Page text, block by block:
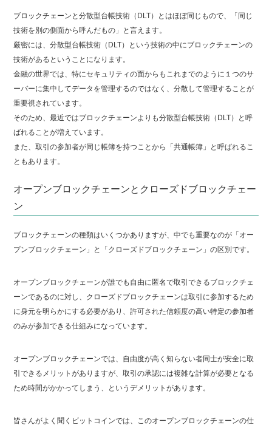
ブロックチェーンと分散型台帳技術（DLT）とはほぼ同じもので、「同じ
技術を別の側面から呼んだもの」と言えます。
厳密には、分散型台帳技術（DLT）という技術の中にブロックチェーンの
技術があるということになります。
金融の世界では、特にセキュリティの面からもこれまでのように１つのサ
ーバーに集中してデータを管理するのではなく、分散して管理することが
重要視されています。
そのため、最近ではブロックチェーンよりも分散型台帳技術（DLT）と呼
ばれることが増えています。
また、取引の参加者が同じ帳簿を持つことから「共通帳簿」と呼ばれるこ
ともあります。
オープンブロックチェーンとクローズドブロックチェー
ン
ブロックチェーンの種類はいくつかありますが、中でも重要なのが「オー
プンブロックチェーン」と「クローズドブロックチェーン」の区別です。
オープンブロックチェーンが誰でも自由に匿名で取引できるブロックチェ
ーンであるのに対し、クローズドブロックチェーンは取引に参加するため
に身元を明らかにする必要があり、許可された信頼度の高い特定の参加者
のみが参加できる仕組みになっています。
オープンブロックチェーンでは、自由度が高く知らない者同士が安全に取
引できるメリットがありますが、取引の承認には複雑な計算が必要となる
ため時間がかかってしまう、というデメリットがあります。
皆さんがよく聞くビットコインでは、このオープンブロックチェーンの仕